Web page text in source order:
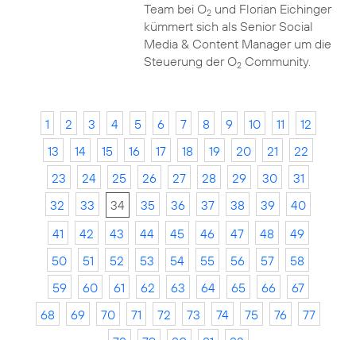
Team bei O2und Florian Eichinger
kümmert sich als Senior Social
Media & Content Manager um die
Steuerung der O2Community.
1 2 3 4 5 6 7 8 9 10 11
12
13
14 15 16 17 18 19 20 21
22
23
24 25 26 27 28 29 30
31
32
33 34 35 36 37 38 39
40
41
42 43 44 45 46 47 48
49
50
51 52 53 54 55 56 57
58
59
60 61 62 63 64 65 66
67
68
69 70 71 72 73 74 75 76
77